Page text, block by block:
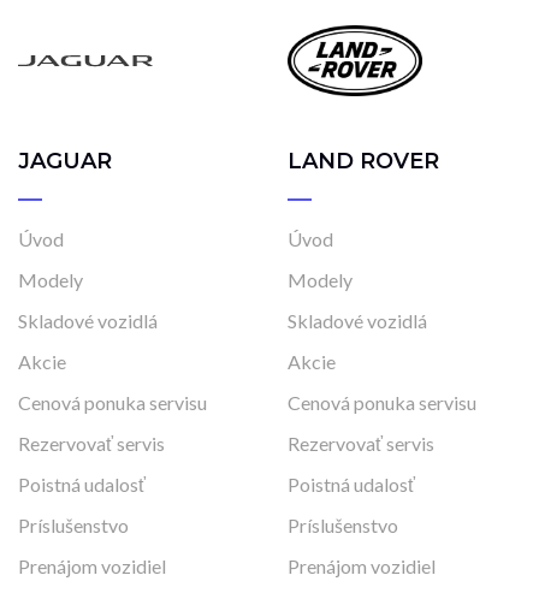
JAGUAR
Úvod
Modely
Skladové vozidlá
Akcie
Cenová ponuka servisu
Rezervovať servis
Poistná udalosť
Príslušenstvo
Prenájom vozidiel
LAND ROVER
Úvod
Modely
Skladové vozidlá
Akcie
Cenová ponuka servisu
Rezervovať servis
Poistná udalosť
Príslušenstvo
Prenájom vozidiel